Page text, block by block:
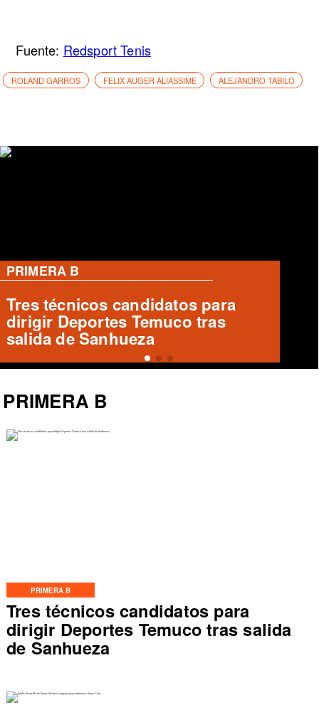
Fuente: Redsport Tenis
ROLAND GARROS FELIX AUGER ALIASSIME ALEJANDRO TABILO
PRIMERA B
Tres técnicos candidatos para
dirigir Deportes Temuco tras salida
de Sanhueza
PRIMERA B
Emilio Mancilla de Puerto Montt
se prepara para enfrentar a Santa
Cruz
PRIMERA B